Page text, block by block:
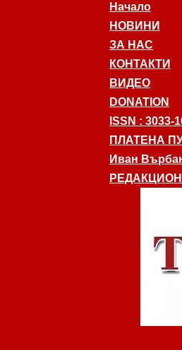
Начало
НОВИНИ
ЗА НАС
КОНТАКТИ
ВИДЕО
DONATION
ISSN : 3033-
ПЛАТЕНА
Иван